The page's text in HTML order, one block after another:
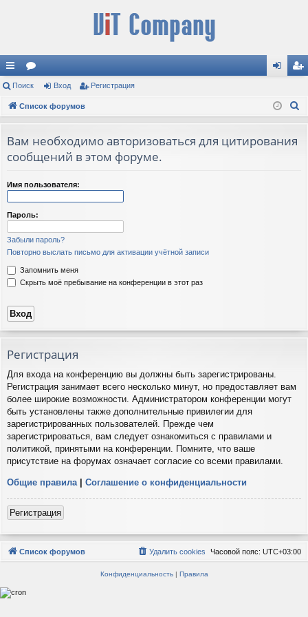
с
ы
и
ор
ум д ис
ац
Поиск Вход Регистрация
Список форумов
Вам необходимо авторизоваться для цитирования
сообщений в этом форуме.
Имя пользователя:
Пароль:
Забыли пароль?
Повторно выслать письмо для активации учётной записи
Запомнить меня
Скрыть моё пребывание на конференции в этот раз
Регистрация
Для входа на конференцию вы должны быть зарегистрированы.
Регистрация занимает всего несколько минут, но предоставляет вам
более широкие возможности. Администратором конференции могут
быть установлены также дополнительные привилегии для
зарегистрированных пользователей. Прежде чем
зарегистрироваться, вам следует ознакомиться с правилами и
политикой, принятыми на конференции. Помните, что ваше
присутствие на форумах означает согласие со всеми правилами.
Общие правила | Соглашение о конфиденциальности
Регистрация
Список форумов Часовой пояс: UTC+03:00
Удалить cookies
Конфиденциальность| Правила